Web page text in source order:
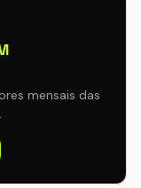
mensais das